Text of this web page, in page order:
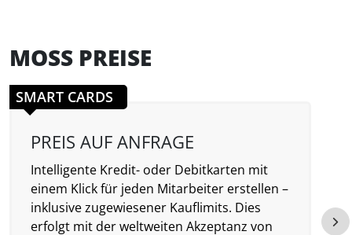
MOSS PREISE
SMART CARDS
PREIS AUF ANFRAGE
Intelligente Kredit- oder Debitkarten mit
einem Klick für jeden Mitarbeiter erstellen –
inklusive zugewiesener Kauflimits. Dies
erfolgt mit der weltweiten Akzeptanz von